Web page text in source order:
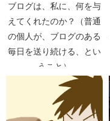
ブログは、私に、何を与
えてくれたのか？（普通
の個人が、ブログのある
毎日を送り続ける、とい
うこと）